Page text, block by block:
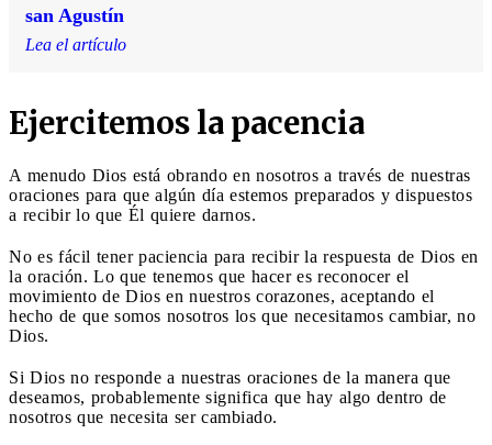
san Agustín
Lea el artículo
Ejercitemos la pacencia
A menudo Dios está obrando en nosotros a través de nuestras
oraciones para que algún día estemos preparados y dispuestos
a recibir lo que Él quiere darnos.
No es fácil tener paciencia para recibir la respuesta de Dios en
la oración. Lo que tenemos que hacer es reconocer el
movimiento de Dios en nuestros corazones, aceptando el
hecho de que somos nosotros los que necesitamos cambiar, no
Dios.
Si Dios no responde a nuestras oraciones de la manera que
deseamos, probablemente significa que hay algo dentro de
nosotros que necesita ser cambiado.